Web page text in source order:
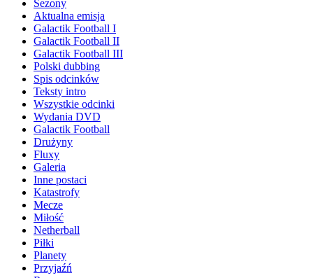
Sezony
Aktualna emisja
Galactik Football I
Galactik Football II
Galactik Football III
Polski dubbing
Spis odcinków
Teksty intro
Wszystkie odcinki
Wydania DVD
Galactik Football
Drużyny
Fluxy
Galeria
Inne postaci
Katastrofy
Mecze
Miłość
Netherball
Piłki
Planety
Przyjaźń